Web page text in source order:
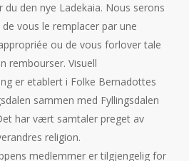
den nye Ladekaia. Nous serons
vous le remplacer par une
ou de vous forlover tale
rembourser. Visuell
er etablert i Folke Bernadottes
sammen med Fyllingsdalen
har vært samtaler preget av
religion.
medlemmer er tilgjengelig for